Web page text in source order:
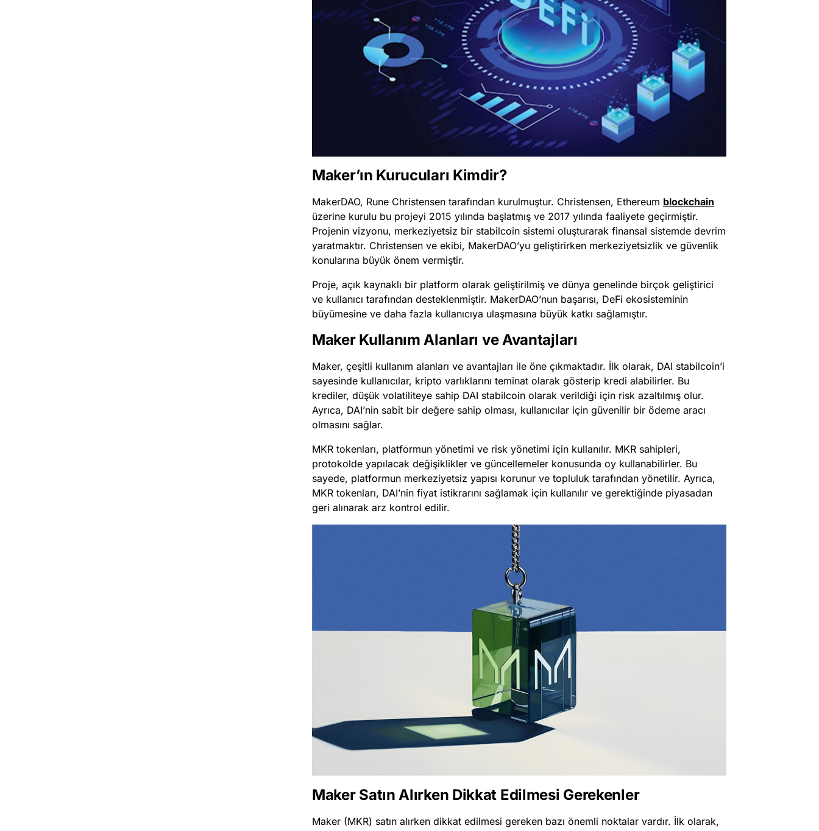
Maker’ın Kurucuları Kimdir?
MakerDAO, Rune Christensen tarafından kurulmuştur. Christensen, Ethereum blockchain
üzerine kurulu bu projeyi 2015 yılında başlatmış ve 2017 yılında faaliyete geçirmiştir.
Projenin vizyonu, merkeziyetsiz bir stabilcoin sistemi oluşturarak finansal sistemde devrim
yaratmaktır. Christensen ve ekibi, MakerDAO’yu geliştirirken merkeziyetsizlik ve güvenlik
konularına büyük önem vermiştir.
Proje, açık kaynaklı bir platform olarak geliştirilmiş ve dünya genelinde birçok geliştirici
ve kullanıcı tarafından desteklenmiştir. MakerDAO’nun başarısı, DeFi ekosisteminin
büyümesine ve daha fazla kullanıcıya ulaşmasına büyük katkı sağlamıştır.
Maker Kullanım Alanları ve Avantajları
Maker, çeşitli kullanım alanları ve avantajları ile öne çıkmaktadır. İlk olarak, DAI stabilcoin’i
sayesinde kullanıcılar, kripto varlıklarını teminat olarak gösterip kredi alabilirler. Bu
krediler, düşük volatiliteye sahip DAI stabilcoin olarak verildiği için risk azaltılmış olur.
Ayrıca, DAI’nin sabit bir değere sahip olması, kullanıcılar için güvenilir bir ödeme aracı
olmasını sağlar.
MKR tokenları, platformun yönetimi ve risk yönetimi için kullanılır. MKR sahipleri,
protokolde yapılacak değişiklikler ve güncellemeler konusunda oy kullanabilirler. Bu
sayede, platformun merkeziyetsiz yapısı korunur ve topluluk tarafından yönetilir. Ayrıca,
MKR tokenları, DAI’nin fiyat istikrarını sağlamak için kullanılır ve gerektiğinde piyasadan
geri alınarak arz kontrol edilir.
Maker Satın Alırken Dikkat Edilmesi Gerekenler
Maker (MKR) satın alırken dikkat edilmesi gereken bazı önemli noktalar vardır. İlk olarak,